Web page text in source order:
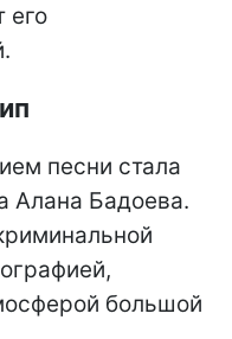
его
песни стала
Алана Бадоева.
большой